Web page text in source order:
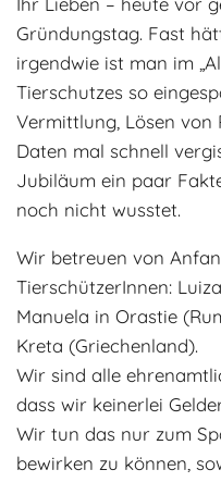
Unsere Satzung
Mitglied werden
Katzen
Eine Katze adoptieren
Interessentenbogen
Zuhause gesucht
Zuhause gefunden
Regenbogenbrücke
Adoptantenberichte
Infos rund um die Katze
Deine Hilfe
Interessentenbogen
Kontaktformular
FAQ
Blog
Gründungstag. Fast
irgendwie ist man im
Tierschutzes so
Vermittlung, Lösen von
Daten mal schnell
Jubiläum ein paar
noch nicht wusstet.
Wir betreuen von
TierschützerInnen:
Manuela in Orastie
Kreta (Griechenland).
Wir sind alle
dass wir keinerlei
Wir tun das nur zum
bewirken zu können,